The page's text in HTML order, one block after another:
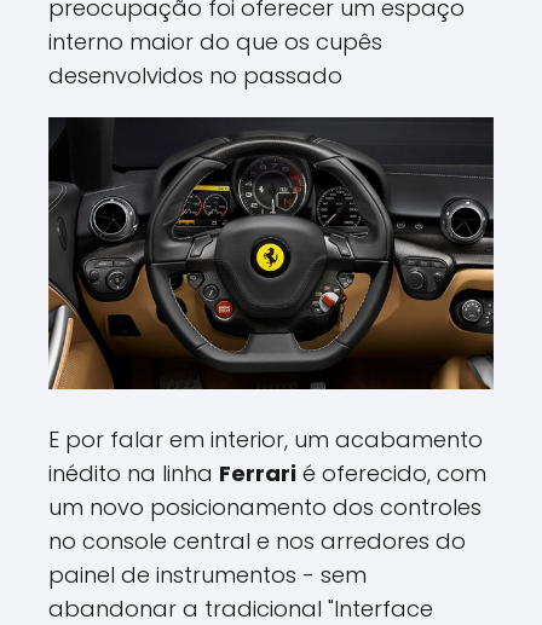
preocupação foi oferecer um espaço
interno maior do que os cupês
desenvolvidos no passado
E por falar em interior, um acabamento
inédito na linha Ferrari é oferecido, com
um novo posicionamento dos controles
no console central e nos arredores do
painel de instrumentos - sem
abandonar a tradicional "Interface